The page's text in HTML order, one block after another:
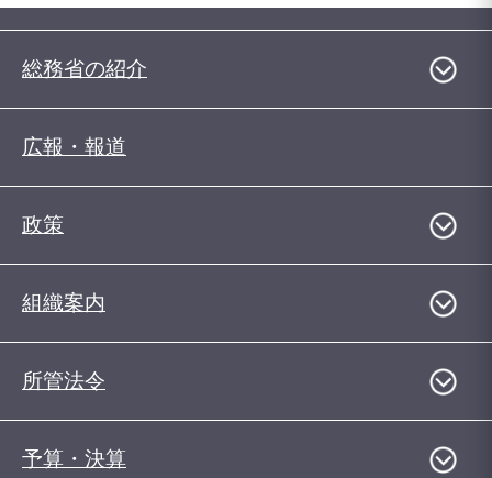
総務省の紹介
広報・報道
政策
組織案内
所管法令
予算・決算